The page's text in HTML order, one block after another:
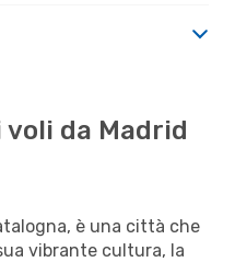
da Madrid
è una città che
vibrante cultura, la